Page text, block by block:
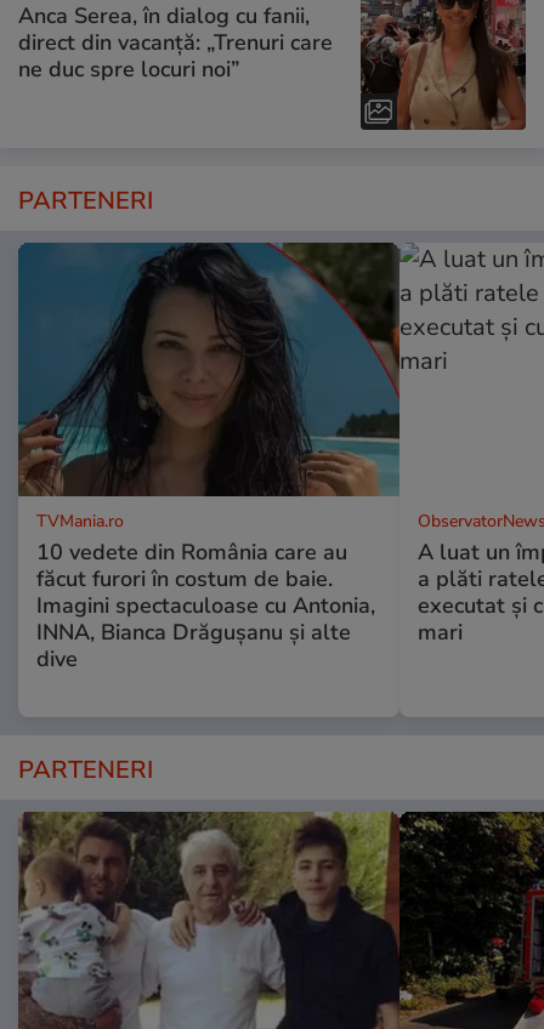
Anca Serea, în dialog cu fanii,
direct din vacanță: „Trenuri care
ne duc spre locuri noi”
PARTENERI
TVMania.ro
10 vedete din România care au
făcut furori în costum de baie.
Imagini spectaculoase cu Antonia,
INNA, Bianca Drăgușanu și alte
dive
A luat un
a plăti
executat şi
mari
PARTENERI